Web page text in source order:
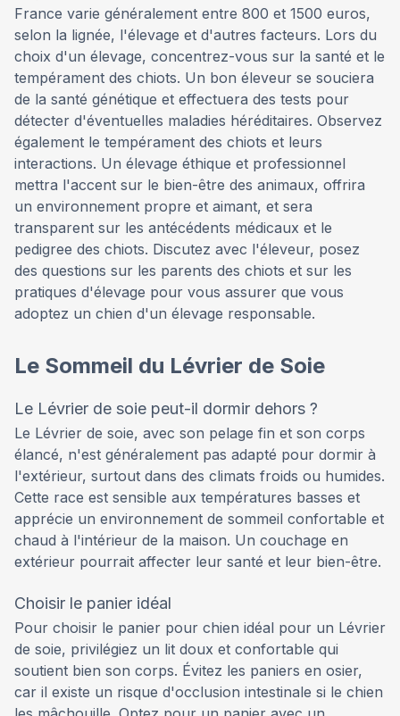
France varie généralement entre 800 et 1500 euros,
selon la lignée, l'élevage et d'autres facteurs. Lors du
choix d'un élevage, concentrez-vous sur la santé et le
tempérament des chiots. Un bon éleveur se souciera
de la santé génétique et effectuera des tests pour
détecter d'éventuelles maladies héréditaires. Observez
également le tempérament des chiots et leurs
interactions. Un élevage éthique et professionnel
mettra l'accent sur le bien-être des animaux, offrira
un environnement propre et aimant, et sera
transparent sur les antécédents médicaux et le
pedigree des chiots. Discutez avec l'éleveur, posez
des questions sur les parents des chiots et sur les
pratiques d'élevage pour vous assurer que vous
adoptez un chien d'un élevage responsable.
Le Sommeil du Lévrier de Soie
Le Lévrier de soie peut-il dormir dehors ?
Le Lévrier de soie, avec son pelage fin et son corps
élancé, n'est généralement pas adapté pour dormir à
l'extérieur, surtout dans des climats froids ou humides.
Cette race est sensible aux températures basses et
apprécie un environnement de sommeil confortable et
chaud à l'intérieur de la maison. Un couchage en
extérieur pourrait affecter leur santé et leur bien-être.
Choisir le panier idéal
Pour choisir le panier pour chien idéal pour un Lévrier
de soie, privilégiez un lit doux et confortable qui
soutient bien son corps. Évitez les paniers en osier,
car il existe un risque d'occlusion intestinale si le chien